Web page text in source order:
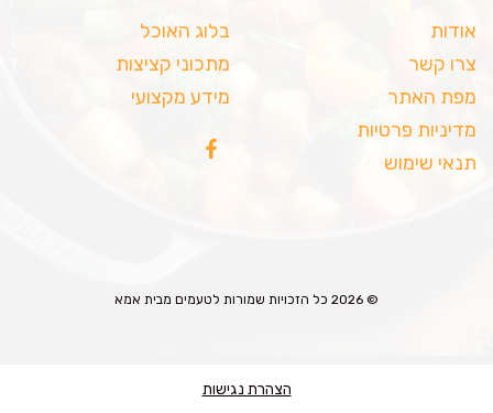
אודות
צרו קשר
מפת האתר
מדיניות פרטיות
תנאי שימוש
בלוג האוכל
מתכוני קציצות
מידע מקצועי
© 2026 כל הזכויות שמורות לטעמים מבית אמא
הצהרת נגישות